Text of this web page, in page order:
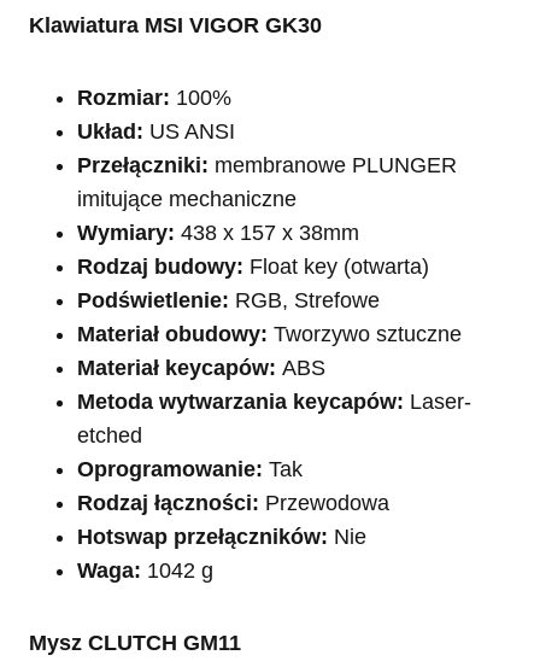
Klawiatura MSI VIGOR GK30
Rozmiar: 100%
Układ: US ANSI
Przełączniki: membranowe PLUNGER
imitujące mechaniczne
Wymiary: 438 x 157 x 38mm
Rodzaj budowy: Float key (otwarta)
Podświetlenie: RGB, Strefowe
Materiał obudowy: Tworzywo sztuczne
Materiał keycapów: ABS
Metoda wytwarzania keycapów: Laser-
etched
Oprogramowanie: Tak
Rodzaj łączności: Przewodowa
Hotswap przełączników: Nie
Waga: 1042 g
Mysz CLUTCH GM11